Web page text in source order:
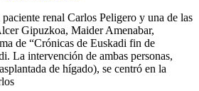
renal Carlos Peligero y una de las
Gipuzkoa, Maider Amenabar,
de “Crónicas de Euskadi fin de
La intervención de ambas personas,
de hígado), se centró en la